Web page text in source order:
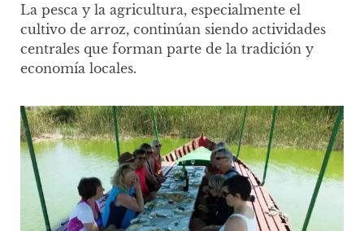
La pesca y la agricultura, especialmente el
cultivo de arroz, continúan siendo actividades
centrales que forman parte de la tradición y
economía locales.